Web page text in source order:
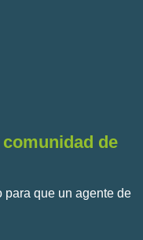
de
para que un agente de